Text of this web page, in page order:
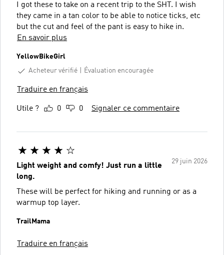
I got these to take on a recent trip to the SHT. I wish
they came in a tan color to be able to notice ticks, etc
but the cut and feel of the pant is easy to hike in.
En savoir plus
YellowBikeGirl
Acheteur vérifié
Évaluation encouragée
Traduire en français
Utile ? 0 0 Signaler ce commentaire
29 juin 2026
Light weight and comfy! Just run a little
long.
These will be perfect for hiking and running or as a
warmup top layer.
TrailMama
Traduire en français